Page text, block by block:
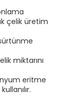
çelik üretim
miktarını
eritme